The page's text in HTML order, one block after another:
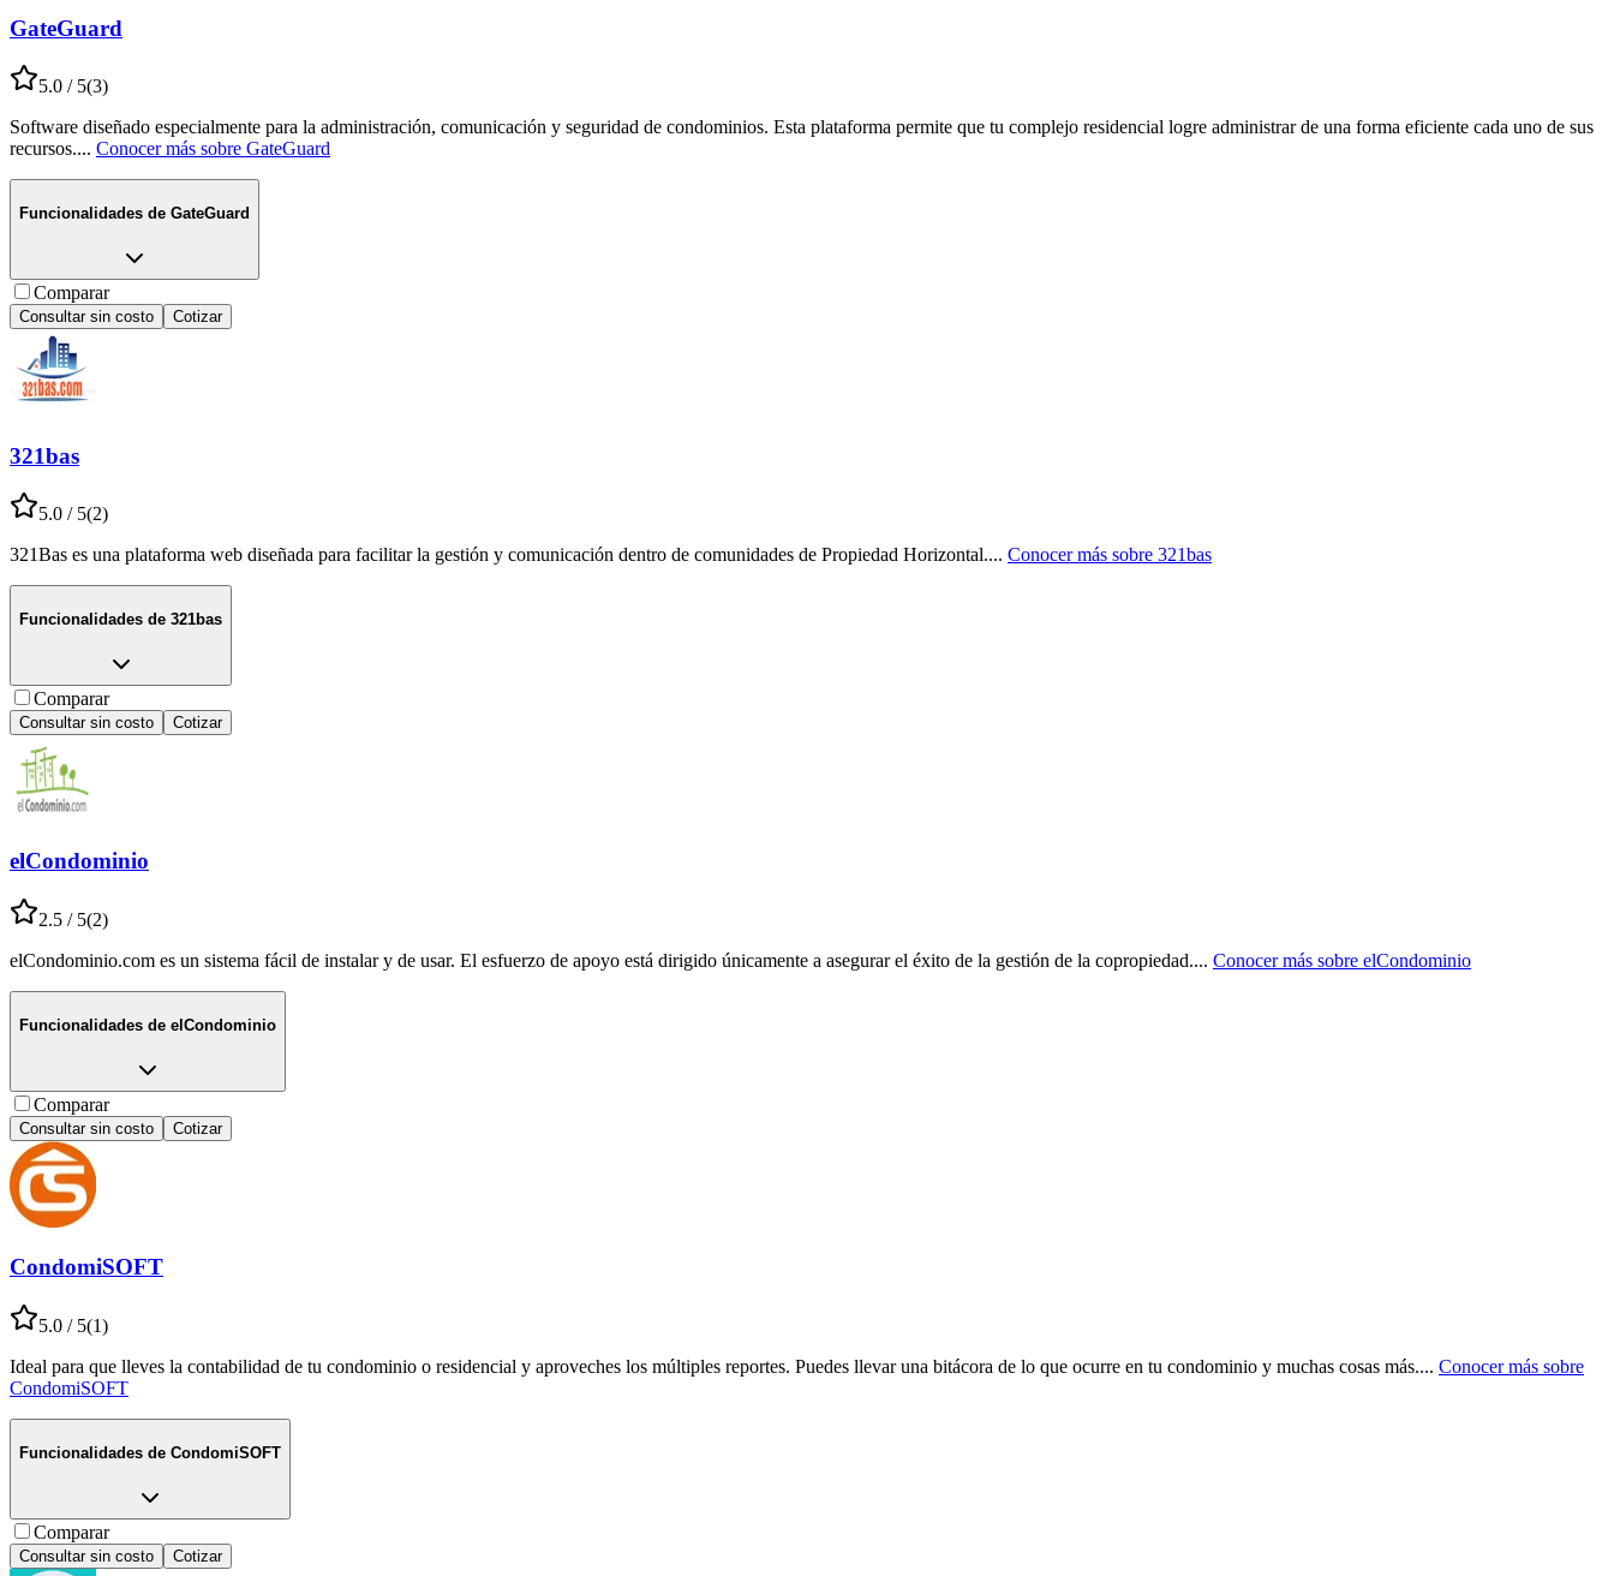
GateGuard
5.0 / 5(3)
Software diseñado especialmente para la administración, comunicación y seguridad de condominios. Esta plataforma permite que tu complejo residencial logre administrar de una forma eficiente cada uno de sus
recursos.... Conocer más sobre GateGuard
Funcionalidades de GateGuard
Comparar
Consultar sin costo Cotizar
321bas
5.0 / 5(2)
321Bas es una plataforma web diseñada para facilitar la gestión y comunicación dentro de comunidades de Propiedad Horizontal.... Conocer más sobre 321bas
Funcionalidades de 321bas
Comparar
Consultar sin costo Cotizar
elCondominio
2.5 / 5(2)
elCondominio.com es un sistema fácil de instalar y de usar. El esfuerzo de apoyo está dirigido únicamente a asegurar el éxito de la gestión de la copropiedad.... Conocer más sobre elCondominio
Funcionalidades de elCondominio
Comparar
Consultar sin costo Cotizar
CondomiSOFT
5.0 / 5(1)
Ideal para que lleves la contabilidad de tu condominio o residencial y aproveches los múltiples reportes. Puedes llevar una bitácora de lo que ocurre en tu condominio y muchas cosas más.... Conocer más sobre
CondomiSOFT
Funcionalidades de CondomiSOFT
Comparar
Consultar sin costo Cotizar